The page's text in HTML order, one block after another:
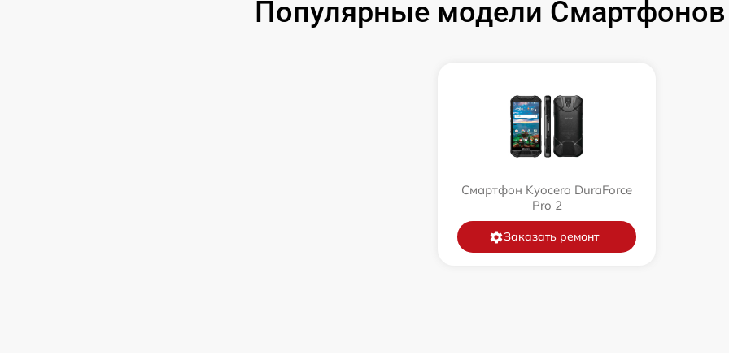
Популярные модели Смартфонов
Смартфон Kyocera DuraForce
Pro 2
Заказать ремонт